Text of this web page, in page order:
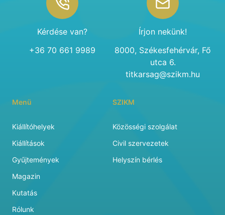
Kérdése van?
+36 70 661 9989
Írjon nekünk!
8000, Székesfehérvár, Fő
utca 6.
titkarsag@szikm.hu
Menü
Kiállítóhelyek
Kiállítások
Gyűjtemények
Magazin
Kutatás
Rólunk
SZIKM
Közösségi szolgálat
Civil szervezetek
Helyszín bérlés